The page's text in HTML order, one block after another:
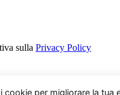
sulla Privacy Policy